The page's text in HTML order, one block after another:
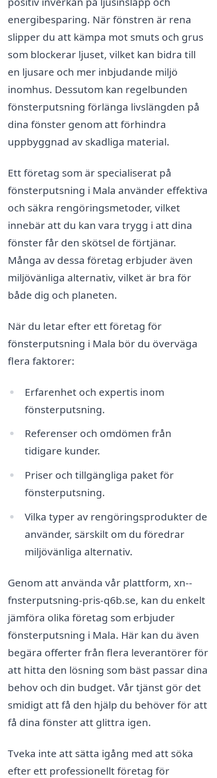
energibesparing. När fönstren är rena
slipper du att kämpa mot smuts och grus
som blockerar ljuset, vilket kan bidra till
en ljusare och mer inbjudande miljö
inomhus. Dessutom kan regelbunden
fönsterputsning förlänga livslängden på
dina fönster genom att förhindra
uppbyggnad av skadliga material.
Ett företag som är specialiserat på
fönsterputsning i Mala använder effektiva
och säkra rengöringsmetoder, vilket
innebär att du kan vara trygg i att dina
fönster får den skötsel de förtjänar.
Många av dessa företag erbjuder även
miljövänliga alternativ, vilket är bra för
både dig och planeten.
När du letar efter ett företag för
fönsterputsning i Mala bör du överväga
flera faktorer:
Erfarenhet och expertis inom
fönsterputsning.
Referenser och omdömen från
tidigare kunder.
Priser och tillgängliga paket för
fönsterputsning.
Vilka typer av rengöringsprodukter de
använder, särskilt om du föredrar
miljövänliga alternativ.
Genom att använda vår plattform, xn--
fnsterputsning-pris-q6b.se, kan du enkelt
jämföra olika företag som erbjuder
fönsterputsning i Mala. Här kan du även
begära offerter från flera leverantörer för
att hitta den lösning som bäst passar dina
behov och din budget. Vår tjänst gör det
smidigt att få den hjälp du behöver för att
få dina fönster att glittra igen.
Tveka inte att sätta igång med att söka
efter ett professionellt företag för